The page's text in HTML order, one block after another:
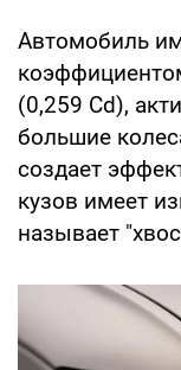
Автомобиль
(0,259 Cd),
большие
создает
кузов имеет
называет